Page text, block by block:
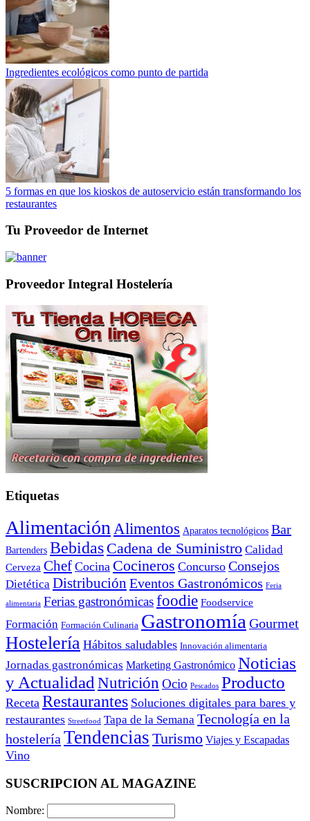
Ingredientes ecológicos como punto de partida
5 formas en que los kioskos de autoservicio están transformando los
restaurantes
Tu Proveedor de Internet
Proveedor Integral Hostelería
Etiquetas
Alimentación Alimentos Aparatos tecnológicos Bar
Bartenders Bebidas Cadena de Suministro Calidad
Cerveza Chef Cocina Cocineros Concurso Consejos
Dietética Distribución Eventos Gastronómicos Feria
alimentaria Ferias gastronómicasfoodie Foodservice
Formación Formación Culinaria Gastronomía Gourmet
Hostelería Hábitos saludables Innovación alimentaria
Jornadas gastronómicas Marketing Gastronómico Noticias
y Actualidad Nutrición Ocio Pescados Producto
Receta Restaurantes Soluciones digitales para bares y
restaurantes Streetfood Tapa de la Semana Tecnología en la
hostelería Tendencias Turismo Viajes y Escapadas
Vino
SUSCRIPCION AL MAGAZINE
Nombre: